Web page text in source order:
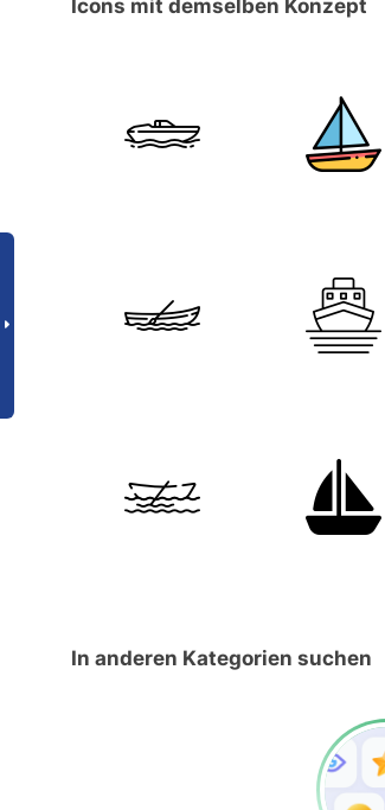
Icons mit demselben Konzept
In anderen Kategorien suchen